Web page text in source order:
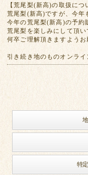
【荒尾梨(新高)の取扱につ
荒尾梨(新高)ですが、今年
今年の荒尾梨(新高)の予約
荒尾梨を楽しみにして頂
何卒ご理解頂きますようお
引き続き地のものオンラ
特